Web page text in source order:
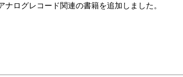
ナログレコード関連の書籍を追加しました。